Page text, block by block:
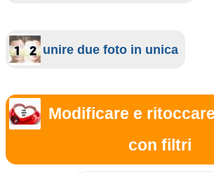
unire due foto in unica
Modificare e
con filtri